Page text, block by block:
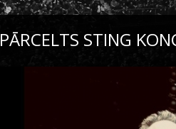
PĀRCELTS STING